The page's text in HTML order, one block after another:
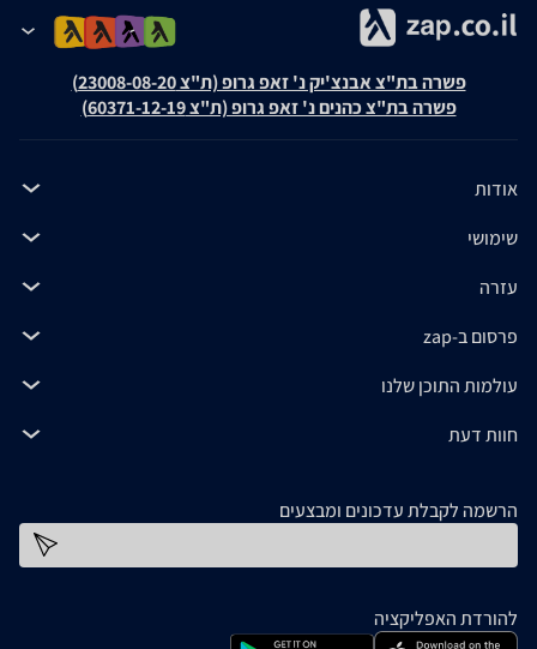
פשרה בת"צ אבנצ'יק נ' זאפ גרופ (ת"צ 23008-08-20)
פשרה בת"צ כהנים נ' זאפ גרופ (ת"צ 60371-12-19)
אודות
שימושי
עזרה
פרסום ב-zap
עולמות התוכן שלנו
חוות דעת
הרשמה לקבלת עדכונים ומבצעים
להורדת האפליקציה